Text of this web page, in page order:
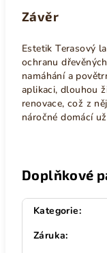
Závěr
Estetik Terasový
ochranu
namáhání a
aplikaci, dlouhou
renovace, což z
náročné domácí
Doplňkové
Kategorie:
Záruka: